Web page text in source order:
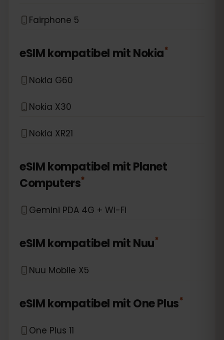
Fairphone 5
eSIM kompatibel mitNokia*
Nokia G60
Nokia X30
Nokia XR21
eSIM kompatibel mitPlanet
Computers*
Gemini PDA 4G + Wi-Fi
eSIM kompatibel mitNuu*
Nuu Mobile X5
eSIM kompatibel mitOne Plus*
One Plus 11